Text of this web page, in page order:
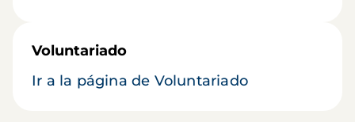
Voluntariado
Ir a la página de Voluntariado